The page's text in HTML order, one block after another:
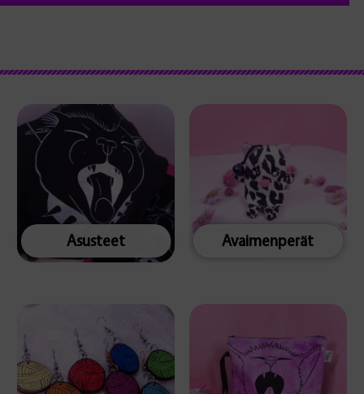
Asusteet Avaimenperät